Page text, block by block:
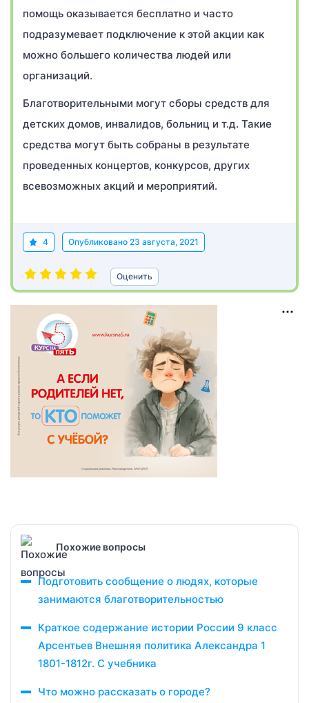
помощь оказывается бесплатно и часто
подразумевает подключение к этой акции как
можно большего количества людей или
организаций.
Благотворительными могут сборы средств для
детских домов, инвалидов, больниц и т.д. Такие
средства могут быть собраны в результате
проведенных концертов, конкурсов, других
всевозможных акций и мероприятий.
4 Опубликовано 23 августа, 2021
Оценить
Похожие вопросы
Подготовить сообщение о людях, которые
занимаются благотворительностью
Краткое содержание истории России 9 класс
Арсентьев Внешняя политика Александра 1
1801-1812г. С учебника
Что можно рассказать о городе?